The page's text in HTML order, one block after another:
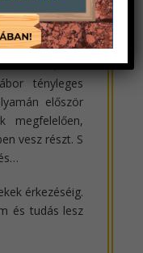
előtt gyors
teli hassal
részének, ami
tényleges
először
megfelelően,
vesz részt. S
érkezéséig.
és tudás lesz